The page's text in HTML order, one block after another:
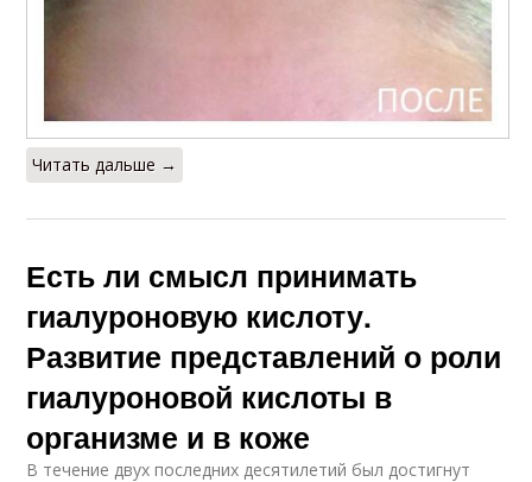
Читать дальше →
Есть ли смысл принимать
гиалуроновую кислоту.
Развитие представлений о роли
гиалуроновой кислоты в
организме и в коже
В течение двух последних десятилетий был достигнут